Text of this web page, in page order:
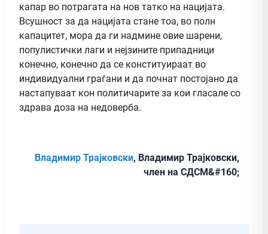
капар во потрагата на нов татко на нацијата.
Всушност за да нацијата стане тоа, во полн
капацитет, мора да ги надмине овие шарени,
популистички лаги и нејзините припадници
конечно, конечно да се конституираат во
индивидуални граѓани и да почнат постојано да
настапуваат кон политичарите за кои гласале со
здрава доза на недоверба.
Владимир Трајковски, Владимир Трајковски,
член на СДСМ&#160;